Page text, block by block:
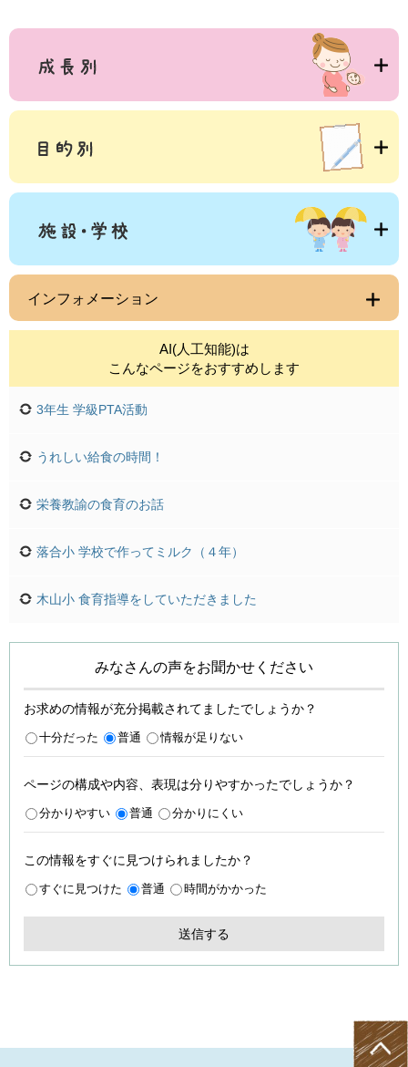
インフォメーション
AI(人工知能)は
こんなページをおすすめします
3年生 学級PTA活動
うれしい給食の時間！
栄養教諭の食育のお話
落合小 学校で作ってミルク（４年）
木山小 食育指導をしていただきました
みなさんの声をお聞かせください
お求めの情報が充分掲載されてましたでしょうか？
十分だった 普通 情報が足りない
ページの構成や内容、表現は分りやすかったでしょうか？
分かりやすい 普通 分かりにくい
この情報をすぐに見つけられましたか？
すぐに見つけた 普通 時間がかかった